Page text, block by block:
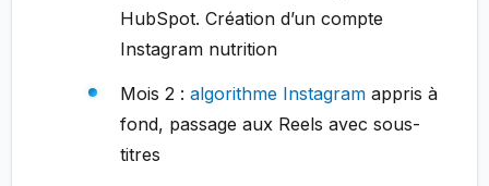
HubSpot. Création d’un compte
Instagram nutrition
Mois 2 : algorithme Instagramappris à
fond, passage aux Reels avec sous-
titres